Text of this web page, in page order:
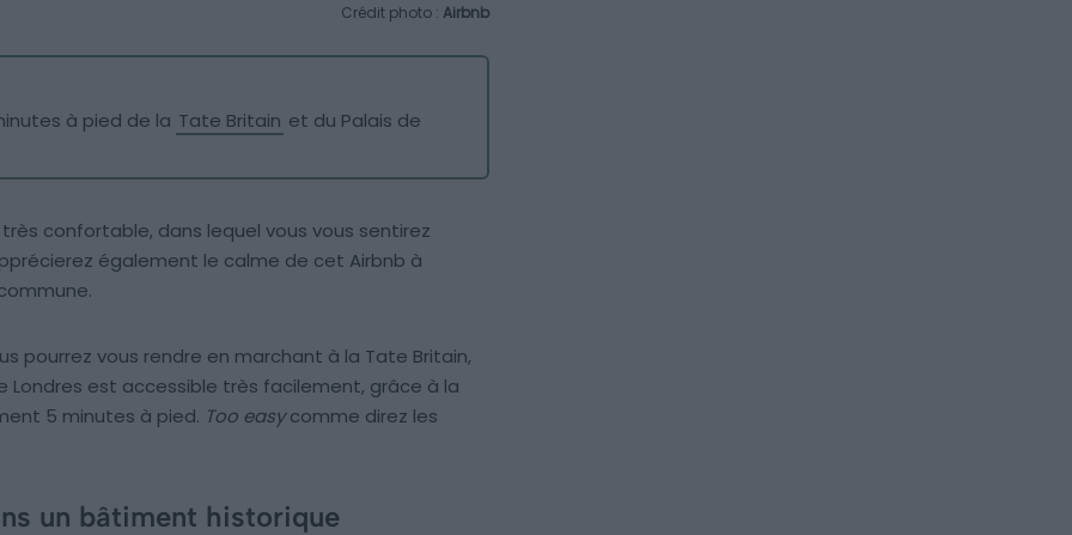
Crédit photo : Airbnb
à pied de la Tate Britain et du Palais de
confortable, dans lequel vous vous sentirez
également le calme de cet Airbnb à
pourrez vous rendre en marchant à la Tate Britain,
Londres est accessible très facilement, grâce à la
5 minutes à pied. Too easycomme direz les
un bâtiment historique